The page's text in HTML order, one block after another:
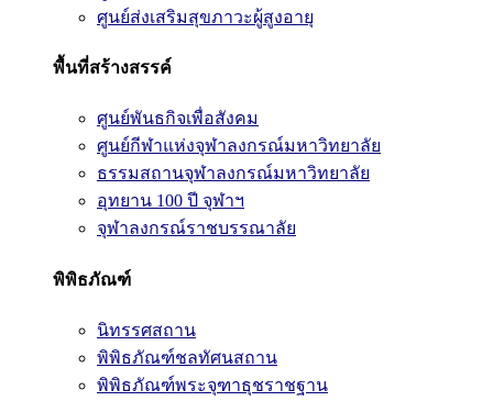
ศูนย์ส่งเสริมสุขภาวะผู้สูงอายุ
พื้นที่สร้างสรรค์
ศูนย์พันธกิจเพื่อสังคม
ศูนย์กีฬาแห่งจุฬาลงกรณ์มหาวิทยาลัย
ธรรมสถานจุฬาลงกรณ์มหาวิทยาลัย
อุทยาน 100 ปี จุฬาฯ
จุฬาลงกรณ์ราชบรรณาลัย
พิพิธภัณฑ์
นิทรรศสถาน
พิพิธภัณฑ์ชลทัศนสถาน
พิพิธภัณฑ์พระจุฑาธุชราชฐาน